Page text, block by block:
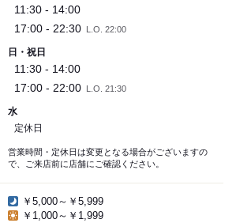
11:30 - 14:00
17:00 - 22:30
L.O. 22:00
日・祝日
11:30 - 14:00
17:00 - 22:00
L.O. 21:30
水
定休日
営業時間・定休日は変更となる場合がございますの
で、ご来店前に店舗にご確認ください。
￥5,000～￥5,999
￥1,000～￥1,999